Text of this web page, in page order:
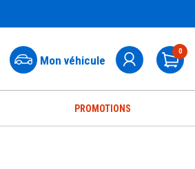
Mon véhicule
0
PROMOTIONS